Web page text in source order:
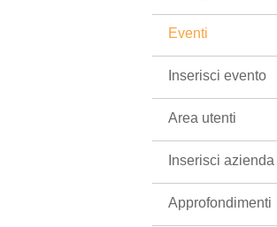
Eventi
Inserisci evento
Area utenti
Inserisci azienda
Approfondimenti